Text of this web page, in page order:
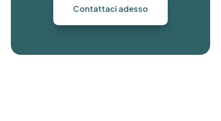
Contattaci adesso